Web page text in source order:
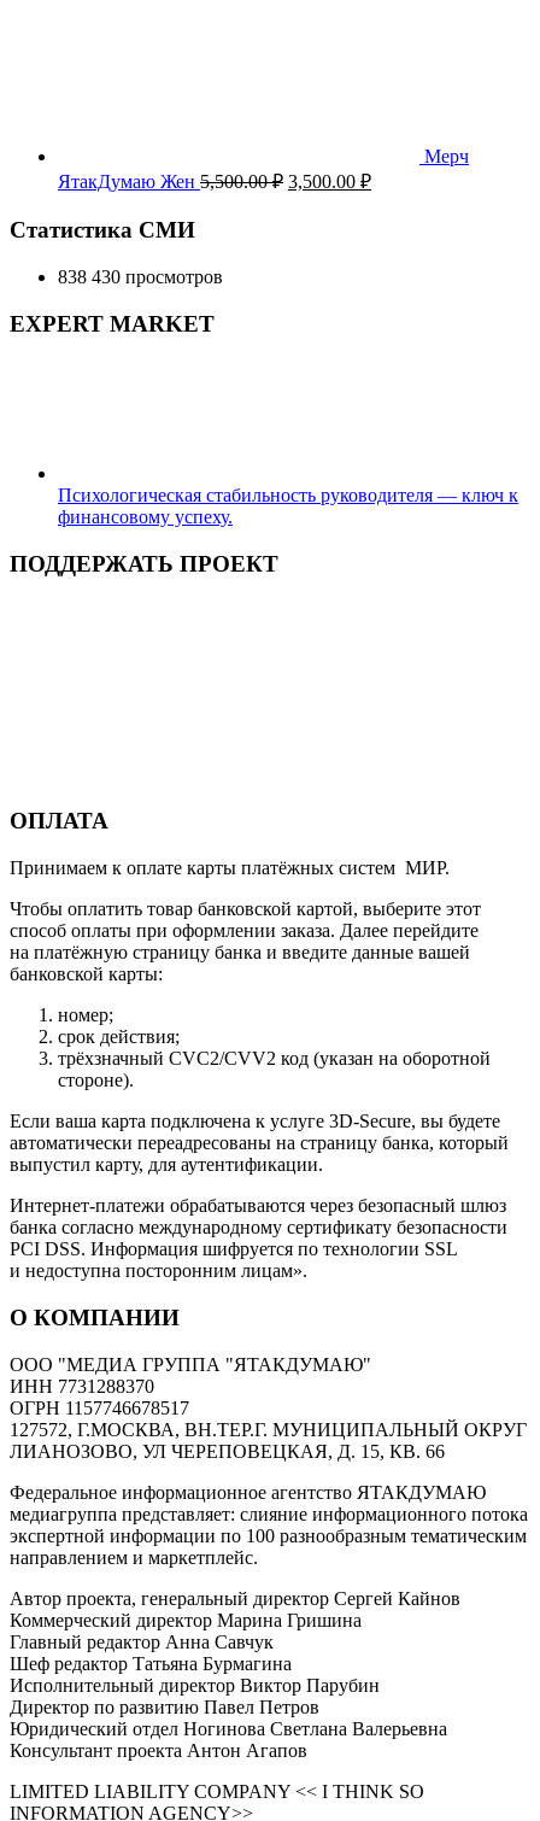
Мерч
ЯтакДумаю Жен 5,500.00₽ Первоначальная
3,500.00 ₽Текущая
Статистика СМИ
838 430 просмотров
EXPERT MARKET
Психологическая стабильность руководителя — ключ к
финансовому успеху.
ПОДДЕРЖАТЬ ПРОЕКТ
ОПЛАТА
Принимаем к оплате карты платёжных систем МИР.
Чтобы оплатить товар банковской картой, выберите этот
способ оплаты при оформлении заказа. Далее перейдите
на платёжную страницу банка и введите данные вашей
банковской карты:
номер;
срок действия;
трёхзначный CVC2/CVV2 код (указан на оборотной
стороне).
Если ваша карта подключена к услуге 3D-Secure, вы будете
автоматически переадресованы на страницу банка, который
выпустил карту, для аутентификации.
Интернет-платежи обрабатываются через безопасный шлюз
банка согласно международному сертификату безопасности
PCI DSS. Информация шифруется по технологии SSL
и недоступна посторонним лицам».
О КОМПАНИИ
ООО "МЕДИА ГРУППА "ЯТАКДУМАЮ"
ИНН 7731288370
ОГРН 1157746678517
127572, Г.МОСКВА, ВН.ТЕР.Г. МУНИЦИПАЛЬНЫЙ ОКРУГ
ЛИАНОЗОВО, УЛ ЧЕРЕПОВЕЦКАЯ, Д. 15, КВ. 66
Федеральное информационное агентство ЯТАКДУМАЮ
медиагруппа представляет: слияние информационного потока
экспертной информации по 100 разнообразным тематическим
направлением и маркетплейс.
Автор проекта, генеральный директор Сергей Кайнов
Коммерческий директор Марина Гришина
Главный редактор Анна Савчук
Шеф редактор Татьяна Бурмагина
Исполнительный директор Виктор Парубин
Директор по развитию Павел Петров
Юридический отдел Ногинова Светлана Валерьевна
Консультант проекта Антон Агапов
LIMITED LIABILITY COMPANY << I THINK SO
INFORMATION AGENCY>>